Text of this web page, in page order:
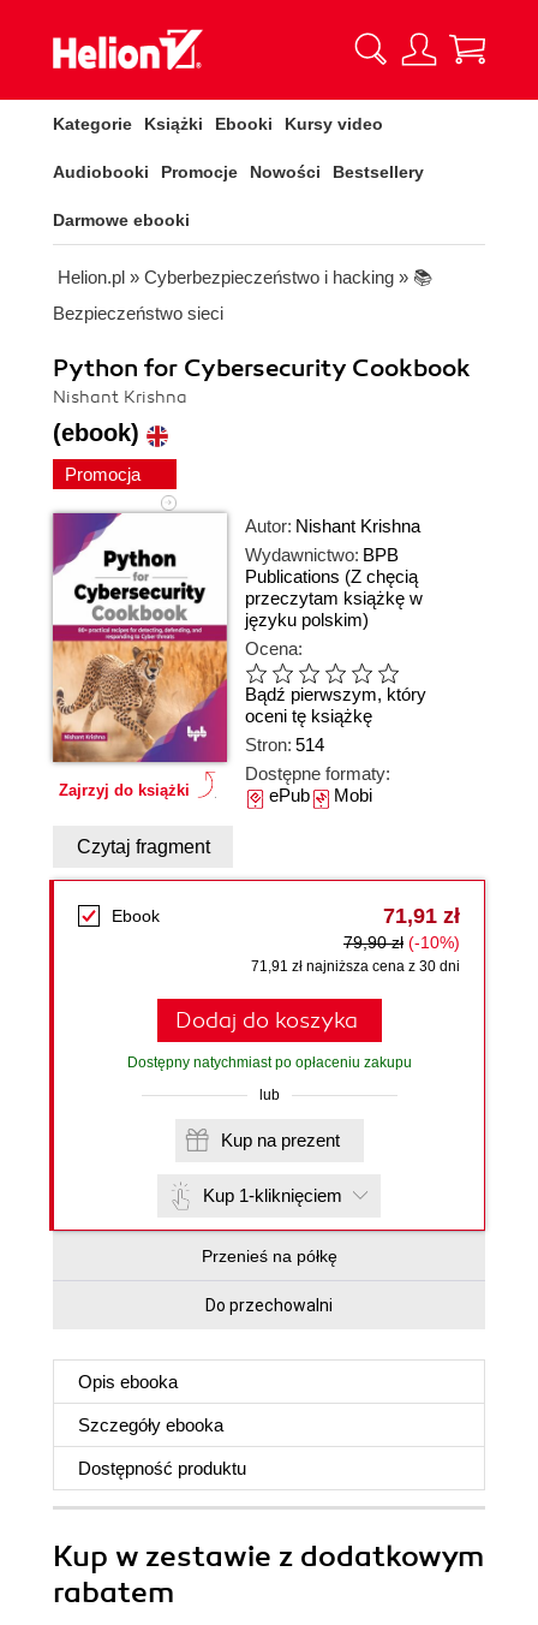
Kategorie Książki Ebooki Kursy video
Audiobooki Promocje Nowości Bestsellery
Darmowe ebooki
Helion.pl » Cyberbezpieczeństwo i hacking » 📚
Bezpieczeństwo sieci
Python for Cybersecurity Cookbook
Nishant Krishna
(ebook)
Promocja
Zajrzyj do książki
Autor: Nishant Krishna
Wydawnictwo: BPB
Publications (Z chęcią
przeczytam książkę w
języku polskim)
Ocena:
Bądź pierwszym, który
oceni tę książkę
Stron: 514
Dostępne formaty:
ePubMobi
Czytaj fragment
Ebook 71,91 zł
79,90 zł (-10%)
71,91 zł najniższa cena z 30 dni
Dodaj do koszyka
Dostępny natychmiast po opłaceniu zakupu
lub
Kup na prezent
Kup 1-kliknięciem
Przenieś na półkę
Do przechowalni
Opis ebooka
Szczegóły ebooka
Dostępność produktu
Kup w zestawie z dodatkowym
rabatem